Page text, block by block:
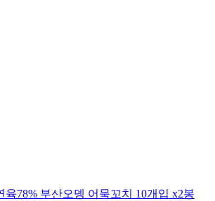
육78% 부산오뎅 어묵꼬치 10개입 x2봉